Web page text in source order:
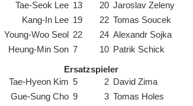
Tae-Seok Lee 13 20 Jaroslav Zeleny
Kang-In Lee 19 22 Tomas Soucek
Young-Woo Seol
22 24 Alexandr Sojka
Heung-Min Son 7 10 Patrik Schick
Ersatzspieler
Tae-Hyeon Kim 5 2 David Zima
Gue-Sung Cho 9 3 Tomas Holes